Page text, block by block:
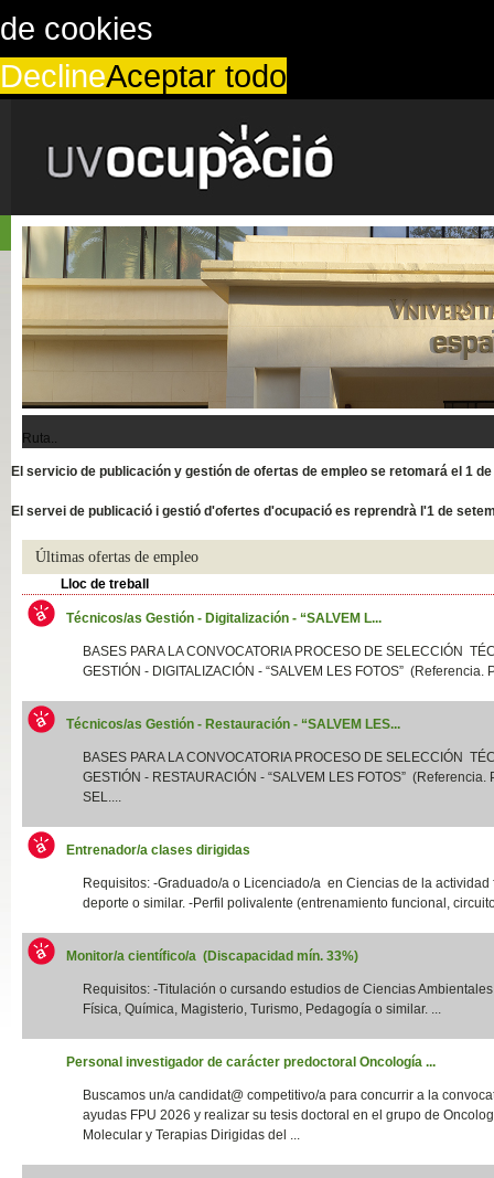
de cookies
DeclineAceptar todo
Ruta..
El servicio de publicación y gestión de ofertas de empleo se retomará el 1
El servei de publicació i gestió d'ofertes d'ocupació es reprendrà l'1 de
Últimas ofertas de empleo
Lloc de treball
Técnicos/as Gestión - Digitalización - “SALVEM L...
BASES PARA LA CONVOCATORIA PROCESO DE SELECCIÓN
GESTIÓN - DIGITALIZACIÓN - “SALVEM LES FOTOS” (Referencia.
Técnicos/as Gestión - Restauración - “SALVEM LES...
BASES PARA LA CONVOCATORIA PROCESO DE SELECCIÓN
GESTIÓN - RESTAURACIÓN - “SALVEM LES FOTOS” (Referencia.
SEL....
Entrenador/a clases dirigidas
Requisitos: -Graduado/a o Licenciado/a en Ciencias de la actividad
deporte o similar. -Perfil polivalente (entrenamiento funcional,
Monitor/a científico/a (Discapacidad mín. 33%)
Requisitos: -Titulación o cursando estudios de Ciencias
Física, Química, Magisterio, Turismo, Pedagogía o similar. ...
Personal investigador de carácter predoctoral Oncología ...
Buscamos un/a candidat@ competitivo/a para concurrir a la
ayudas FPU 2026 y realizar su tesis doctoral en el grupo de
Molecular y Terapias Dirigidas del ...